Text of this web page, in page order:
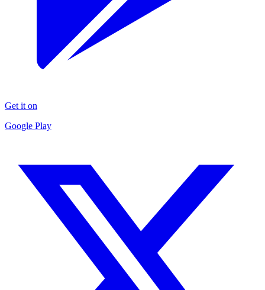
Get it on
Google Play